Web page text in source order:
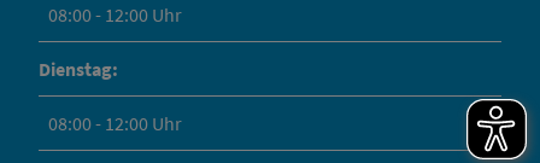
08:00 - 12:00 Uhr
Dienstag:
08:00 - 12:00 Uhr